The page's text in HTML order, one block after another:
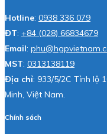
Hotline: 0938 336 079
ĐT: +84 (028) 66834679
Email:
MST: 0313138119
Địa chỉ: 933/5/2C Tỉnh lộ
Minh, Việt Nam.
Chính sách